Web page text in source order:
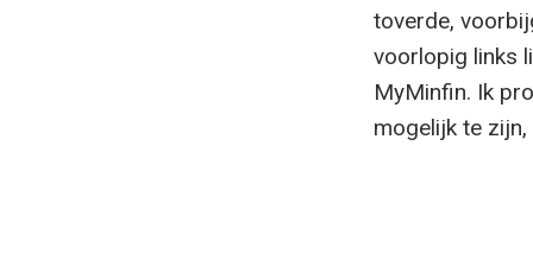
toverde,
voorlopig links
MyMinfin. Ik
mogelijk te